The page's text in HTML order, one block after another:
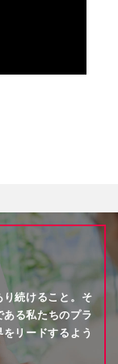
続けること。そ
る私たちのプラ
リードするよう